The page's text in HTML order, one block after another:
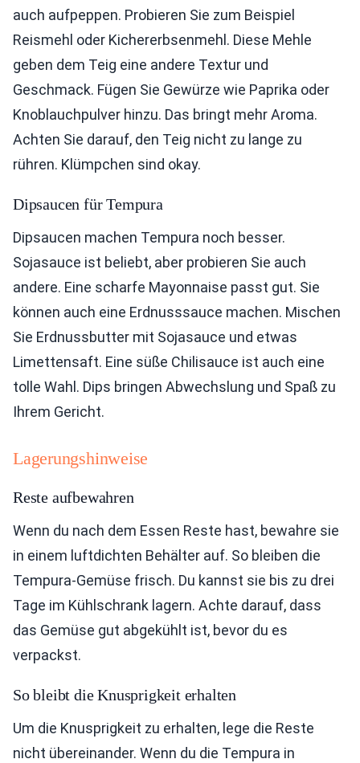
auch aufpeppen. Probieren Sie zum Beispiel
Reismehl oder Kichererbsenmehl. Diese Mehle
geben dem Teig eine andere Textur und
Geschmack. Fügen Sie Gewürze wie Paprika oder
Knoblauchpulver hinzu. Das bringt mehr Aroma.
Achten Sie darauf, den Teig nicht zu lange zu
rühren. Klümpchen sind okay.
Dipsaucen für Tempura
Dipsaucen machen Tempura noch besser.
Sojasauce ist beliebt, aber probieren Sie auch
andere. Eine scharfe Mayonnaise passt gut. Sie
können auch eine Erdnusssauce machen. Mischen
Sie Erdnussbutter mit Sojasauce und etwas
Limettensaft. Eine süße Chilisauce ist auch eine
tolle Wahl. Dips bringen Abwechslung und Spaß zu
Ihrem Gericht.
Lagerungshinweise
Reste aufbewahren
Wenn du nach dem Essen Reste hast, bewahre sie
in einem luftdichten Behälter auf. So bleiben die
Tempura-Gemüse frisch. Du kannst sie bis zu drei
Tage im Kühlschrank lagern. Achte darauf, dass
das Gemüse gut abgekühlt ist, bevor du es
verpackst.
So bleibt die Knusprigkeit erhalten
Um die Knusprigkeit zu erhalten, lege die Reste
nicht übereinander. Wenn du die Tempura in